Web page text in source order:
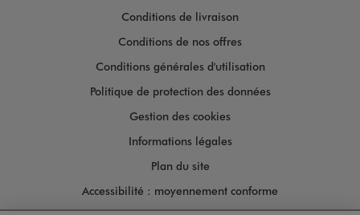
Conditions de livraison
Conditions de nos offres
Conditions générales d'utilisation
Politique de protection des données
Gestion des cookies
Informations légales
Plan du site
Accessibilité : moyennement conforme